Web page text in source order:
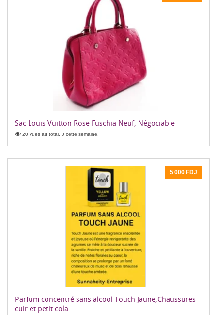
Sac Louis Vuitton Rose Fuschia Neuf, Négociable
20 vues au total, 0 cette semaine,
5 000 FDJ
Parfum concentré sans alcool Touch Jaune,Chaussures
cuir et petit cola